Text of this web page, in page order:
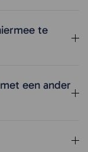
te
een ander